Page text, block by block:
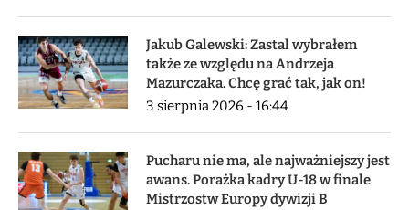
Jakub Galewski: Zastal wybrałem
także ze względu na Andrzeja
Mazurczaka. Chcę grać tak, jak on!
3 sierpnia 2026 - 16:44
Pucharu nie ma, ale najważniejszy jest
awans. Porażka kadry U-18 w finale
Mistrzostw Europy dywizji B